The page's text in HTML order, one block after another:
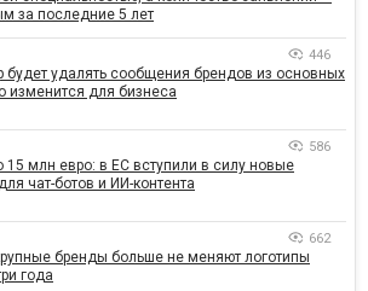
за последние 5 лет
446
будет удалять сообщения брендов из основных
изменится для бизнеса
586
млн евро: в ЕС вступили в силу новые
чат-ботов и ИИ-контента
662
бренды больше не меняют логотипы
года